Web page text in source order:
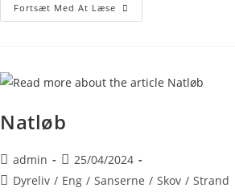
Fortsæt Med At Læse
Natløb
admin
25/04/2024
Dyreliv / Eng / Sanserne / Skov / Strand